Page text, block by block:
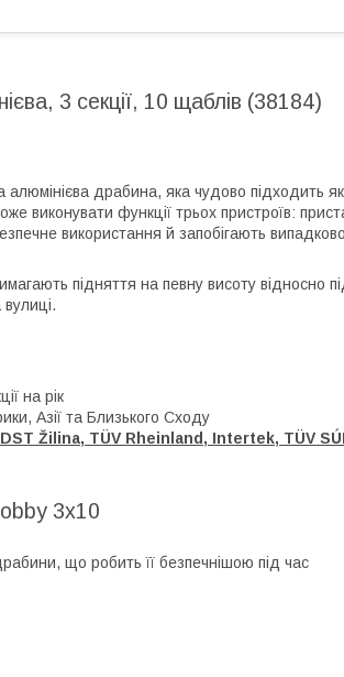
3 секції, 10 щаблів (38184)
алюмінієва драбина, яка чудово підходить
виконувати функції трьох пристроїв:
використання й запобігають
підняття на певну висоту відносно
на рік
Азії та Близького Сходу
Žilina, TÜV Rheinland, Intertek, TÜV
3x10
що робить її безпечнішою під час